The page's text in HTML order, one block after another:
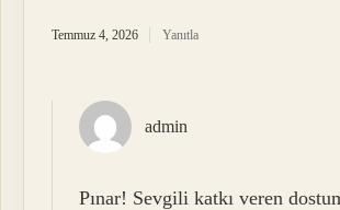
Temmuz 4, 2026 Yanıtla
admin
Pınar! Sevgili katkı veren